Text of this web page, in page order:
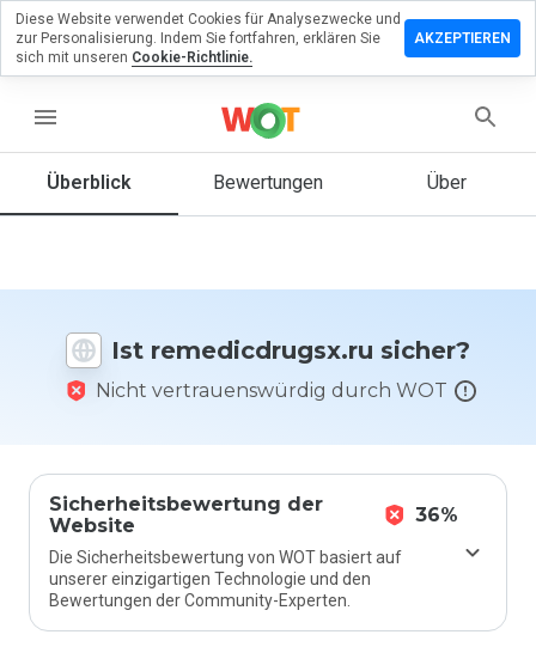
menu
Überblick Bewertungen Über
Ist remedicdrugsx.ru sicher?
Nicht vertrauenswürdig durch WOT
Sicherheitsbewertung der
Website
36%
Die Sicherheitsbewertung von WOT basiert auf
unserer einzigartigen Technologie und den
Bewertungen der Community-Experten.
Sie
Sie diese
auf einer
Skala von
1 bis 5
bewerten?
Diese Website verwendet Cookies für Analysezwecke und
zur Personalisierung. Indem Sie fortfahren, erklären Sie
sich mit unseren Cookie-Richtlinie.
AKZEPTIEREN